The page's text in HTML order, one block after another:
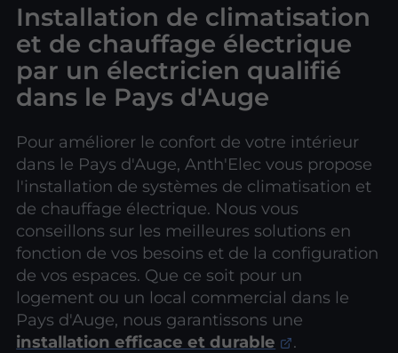
Installation de climatisation
et de chauffage électrique
par un électricien qualifié
dans le Pays d'Auge
Pour améliorer le confort de votre intérieur
dans le Pays d'Auge, Anth'Elec vous propose
l'installation de systèmes de climatisation et
de chauffage électrique. Nous vous
conseillons sur les meilleures solutions en
fonction de vos besoins et de la configuration
de vos espaces. Que ce soit pour un
logement ou un local commercial dans le
Pays d'Auge, nous garantissons une
installation efficace et durable
.